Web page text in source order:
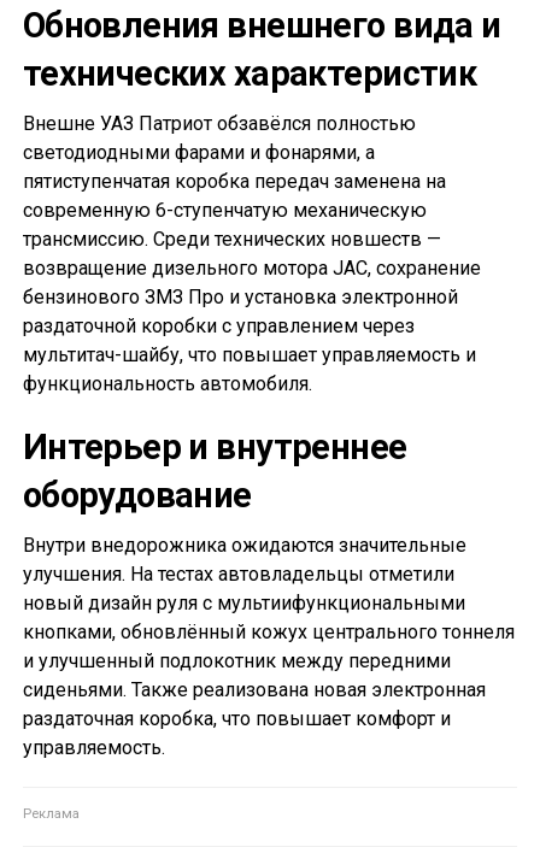
Обновления внешнего вида и
технических характеристик
Внешне УАЗ Патриот обзавёлся полностью
светодиодными фарами и фонарями, а
пятиступенчатая коробка передач заменена на
современную 6-ступенчатую механическую
трансмиссию. Среди технических новшеств —
возвращение дизельного мотора JAC, сохранение
бензинового ЗМЗ Про и установка электронной
раздаточной коробки с управлением через
мультитач-шайбу, что повышает управляемость и
функциональность автомобиля.
Интерьер и внутреннее
оборудование
Внутри внедорожника ожидаются значительные
улучшения. На тестах автовладельцы отметили
новый дизайн руля с мультиифункциональными
кнопками, обновлённый кожух центрального тоннеля
и улучшенный подлокотник между передними
сиденьями. Также реализована новая электронная
раздаточная коробка, что повышает комфорт и
управляемость.